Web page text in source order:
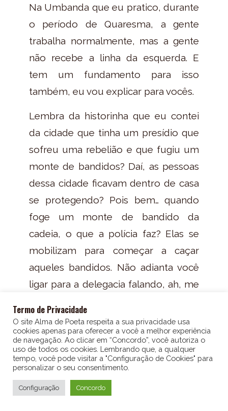
Na Umbanda que eu pratico, durante
o período de Quaresma, a gente
trabalha normalmente, mas a gente
não recebe a linha da esquerda. E
tem um fundamento para isso
também, eu vou explicar para vocês.
Lembra da historinha que eu contei
da cidade que tinha um presídio que
sofreu uma rebelião e que fugiu um
monte de bandidos? Daí, as pessoas
dessa cidade ficavam dentro de casa
se protegendo? Pois bem… quando
foge um monte de bandido da
cadeia, o que a polícia faz? Elas se
mobilizam para começar a caçar
aqueles bandidos. Não adianta você
ligar para a delegacia falando, ah, me
batendo. O escrivão vai virar para
você e falar: “Olha, desculpa, mas no
momento, eu não tenho nenhuma
viatura para mandar até a sua
residência, porque todo o nosso
15 15
Termo de Privacidade
O site Alma de Poeta respeita a sua privacidade usa
cookies apenas para oferecer a você a melhor experiência
de navegação. Ao clicar em “Concordo”, você autoriza o
uso de todos os cookies. Lembrando que, a qualquer
tempo, você pode visitar a "Configuração de Cookies" para
personalizar o seu consentimento.
Configuração Concordo